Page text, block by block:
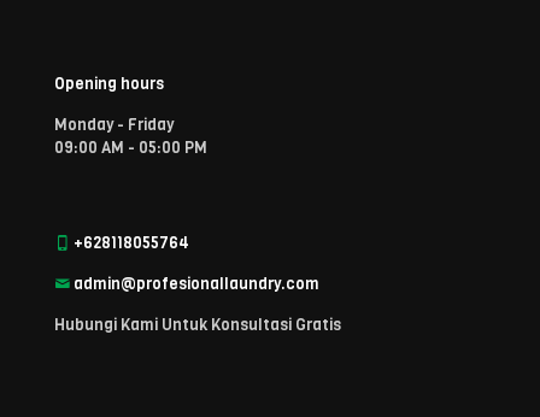
Opening hours
Monday - Friday
09:00 AM - 05:00 PM
+628118055764
admin@profesionallaundry.com
Hubungi Kami Untuk Konsultasi Gratis